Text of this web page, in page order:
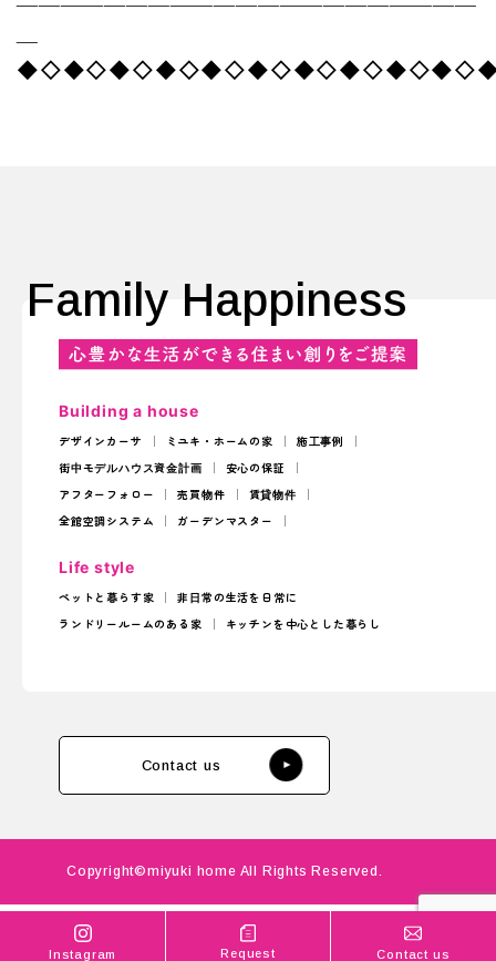
Family Happiness
Building a house
デザインカーサ ミユキ・ホームの家
施工事例
街中モデルハウス資金計画
安心の保証
アフターフォロー
売買物件
賃貸物件
全館空調システム
ガーデンマスター
Life style
ペットと暮らす家
非日常の生活を日常に
ランドリールームのある家
キッチンを中心とした暮らし
Contact us
Copyright©miyuki home All Rights Reserved.
Instagram Request Contact us